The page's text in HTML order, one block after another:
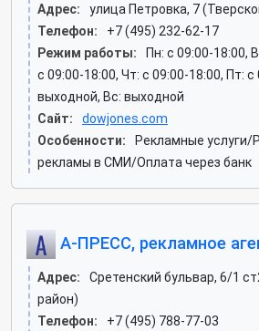
Адрес:
улица Петровка, 7
Телефон:
+7 (495) 232-62-17
Режим работы:
Пн: c 09:00-18:00,
c 09:00-18:00, Чт: c 09:00-18:00, Пт: c
выходной, Вс: выходной
Сайт:
dowjones.com
Особенности:
Рекламные
рекламы в СМИ/Оплата через банк
А-ПРЕСС, рекламное
Адрес:
Сретенский бульвар, 6/1
район)
Телефон:
+7 (495) 788-77-03